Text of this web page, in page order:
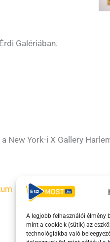
A legjobb felhasználói élmény
mint a cookie-k (sütik) az
technológiákba való
Galériában.
York-i X Gallery
ÁSZF Irányelvek